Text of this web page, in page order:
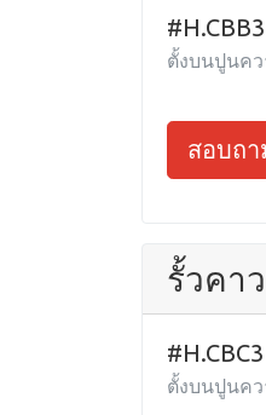
ตั้งบนปูนคว
สอบถา
รั้วคา
ตั้งบนปูนคว